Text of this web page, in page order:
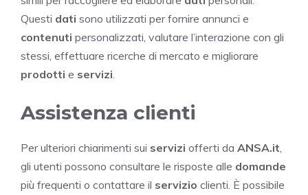
Questi dati sono utilizzati per fornire annunci e
contenuti personalizzati, valutare l’interazione con gli
stessi, effettuare ricerche di mercato e migliorare
prodotti e servizi.
Assistenza clienti
Per ulteriori chiarimenti sui servizi offerti da ANSA.it,
gli utenti possono consultare le risposte alle domande
più frequenti o contattare il servizio clienti. È possibile